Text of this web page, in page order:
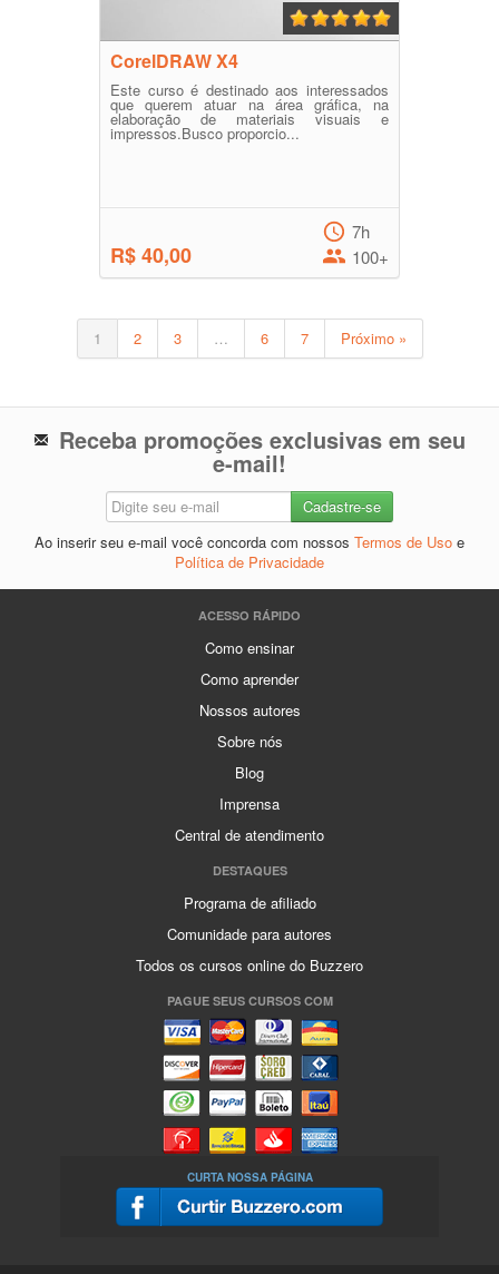
CorelDRAW X4
Este curso é destinado aos interessados
que querem atuar na área gráfica, na
elaboração de materiais visuais e
impressos.Busco proporcio...
R$ 40,00
7h
100+
1 2 3 … 6 7 Próximo »
Receba promoções exclusivas em seu
e-mail!
Ao inserir seu e-mail você concorda com nossos Termos de Uso e
Política de Privacidade
ACESSO RÁPIDO
Como ensinar
Como aprender
Nossos autores
Sobre nós
Blog
Imprensa
Central de atendimento
DESTAQUES
Programa de afiliado
Comunidade para autores
Todos os cursos online do Buzzero
PAGUE SEUS CURSOS COM
CURTA NOSSA PÁGINA